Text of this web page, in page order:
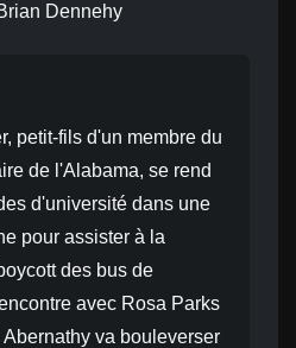
Dennehy
petit-fils d'un membre du
de l'Alabama, se rend
d'université dans une
pour assister à la
des bus de
avec Rosa Parks
va bouleverser